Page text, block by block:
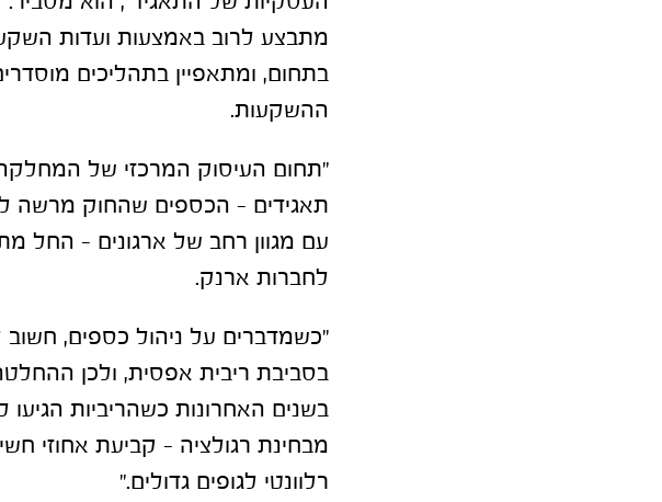
מתבצע לרוב באמצעות ועדות
בתחום, ומתאפיין בתהליכים
ההשקעות.
"תחום העיסוק המרכזי של
תאגידים – הכספים שהחוק מרשה
עם מגוון רחב של ארגונים – החל
לחברות ארנק.
בסביבת ריבית אפסית, ולכן
בשנים האחרונות כשהריביות
מבחינת רגולציה – קביעת אחוזי
רלוונטי לגופים גדולים."